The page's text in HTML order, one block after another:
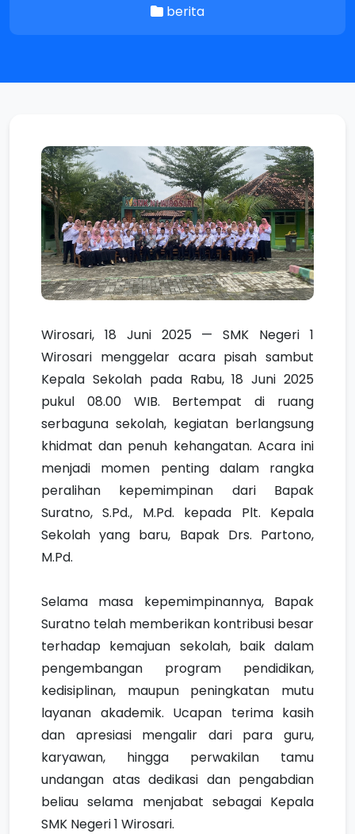
berita
Wirosari, 18 Juni 2025 — SMK Negeri 1
Wirosari menggelar acara pisah sambut
Kepala Sekolah pada Rabu, 18 Juni 2025
pukul 08.00 WIB. Bertempat di ruang
serbaguna sekolah, kegiatan berlangsung
khidmat dan penuh kehangatan. Acara ini
menjadi momen penting dalam rangka
peralihan kepemimpinan dari Bapak
Suratno, S.Pd., M.Pd. kepada Plt. Kepala
Sekolah yang baru, Bapak Drs. Partono,
M.Pd.
Selama masa kepemimpinannya, Bapak
Suratno telah memberikan kontribusi besar
terhadap kemajuan sekolah, baik dalam
pengembangan program pendidikan,
kedisiplinan, maupun peningkatan mutu
layanan akademik. Ucapan terima kasih
dan apresiasi mengalir dari para guru,
karyawan, hingga perwakilan tamu
undangan atas dedikasi dan pengabdian
beliau selama menjabat sebagai Kepala
SMK Negeri 1 Wirosari.